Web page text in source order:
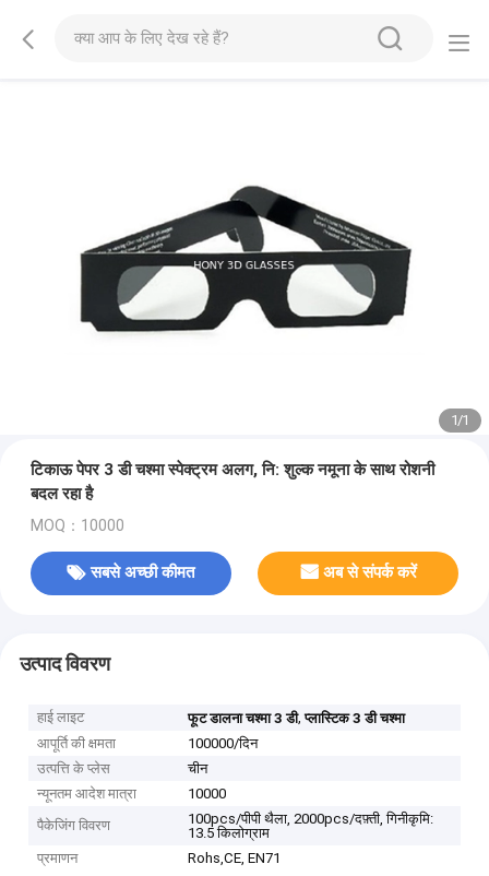
1/1
टिकाऊ पेपर 3 डी चश्मा स्पेक्ट्रम अलग, नि: शुल्क नमूना के साथ रोशनी
बदल रहा है
MOQ：10000
सबसे अच्छी कीमत अब से संपर्क करें
उत्पाद विवरण
हाई लाइट फूट डालना चश्मा 3 डी,प्लास्टिक 3 डी चश्मा
आपूर्ति की क्षमता
100000/दिन
उत्पत्ति के प्लेस
चीन
न्यूनतम आदेश मात्रा
10000
पैकेजिंग विवरण
100pcs/पीपी थैला, 2000pcs/दफ़्ती, गिनीकृमि:
13.5 किलोग्राम
प्रमाणन
Rohs,CE, EN71